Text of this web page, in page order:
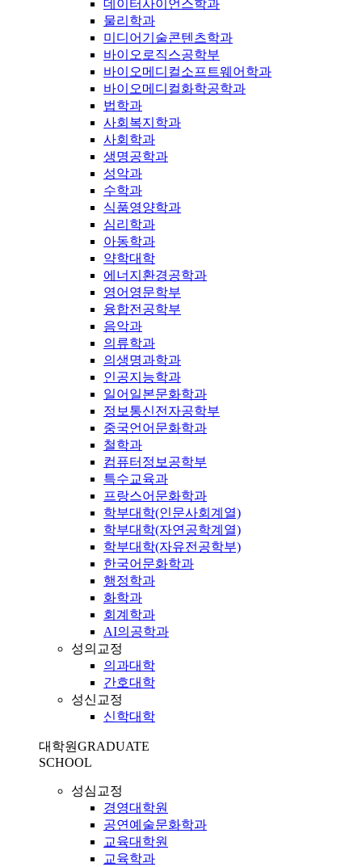
데이터사이언스학과
물리학과
미디어기술콘텐츠학과
바이오로직스공학부
바이오메디컬소프트웨어학과
바이오메디컬화학공학과
법학과
사회복지학과
사회학과
생명공학과
성악과
수학과
식품영양학과
심리학과
아동학과
약학대학
에너지환경공학과
영어영문학부
융합전공학부
음악과
의류학과
의생명과학과
인공지능학과
일어일본문화학과
정보통신전자공학부
중국언어문화학과
철학과
컴퓨터정보공학부
특수교육과
프랑스어문화학과
학부대학(인문사회계열)
학부대학(자연공학계열)
학부대학(자유전공학부)
한국어문화학과
행정학과
화학과
회계학과
AI의공학과
성의교정
의과대학
간호대학
성신교정
신학대학
대학원GRADUATE
SCHOOL
성심교정
경영대학원
공연예술문화학과
교육대학원
교육학과